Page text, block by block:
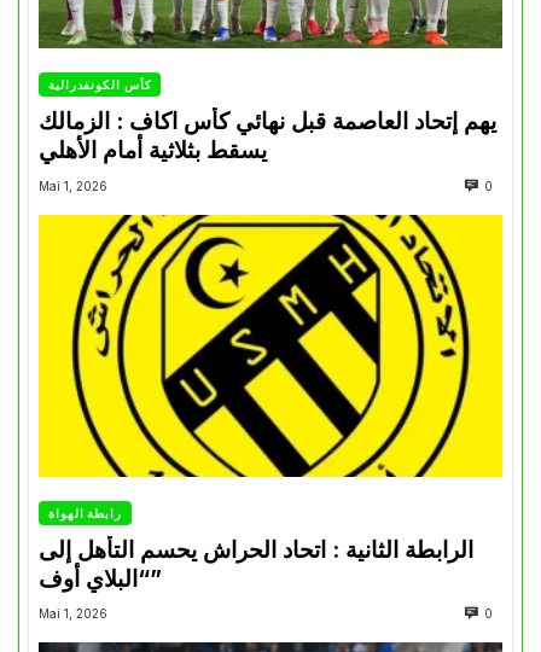
كأس الكونفدرالية
يهم إتحاد العاصمة قبل نهائي كأس اكاف : الزمالك
Mai 1, 2026 0
رابطة الهواة
الرابطة الثانية : اتحاد الحراش يحسم التأهل إلى
“البلاي أوف”
Mai 1, 2026 0